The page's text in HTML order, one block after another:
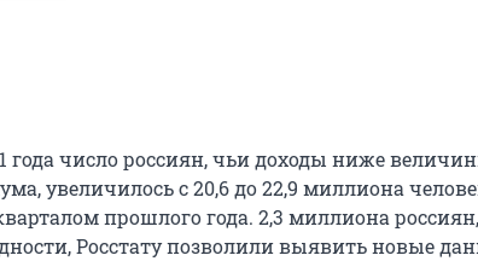
года число россиян, чьи доходы ниже
увеличилось с 20,6 до 22,9 миллиона
прошлого года. 2,3 миллиона россиян,
Росстату позволили выявить новые